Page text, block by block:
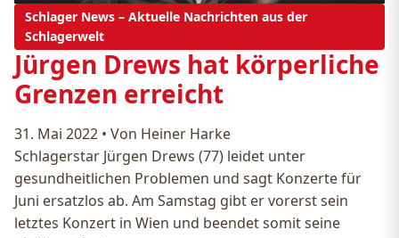
Schlager News – Aktuelle Nachrichten aus der
Schlagerwelt
Jürgen Drews hat körperliche
Grenzen erreicht
31. Mai 2022 • Von Heiner Harke
Schlagerstar Jürgen Drews (77) leidet unter
gesundheitlichen Problemen und sagt Konzerte für
Juni ersatzlos ab. Am Samstag gibt er vorerst sein
letztes Konzert in Wien und beendet somit seine